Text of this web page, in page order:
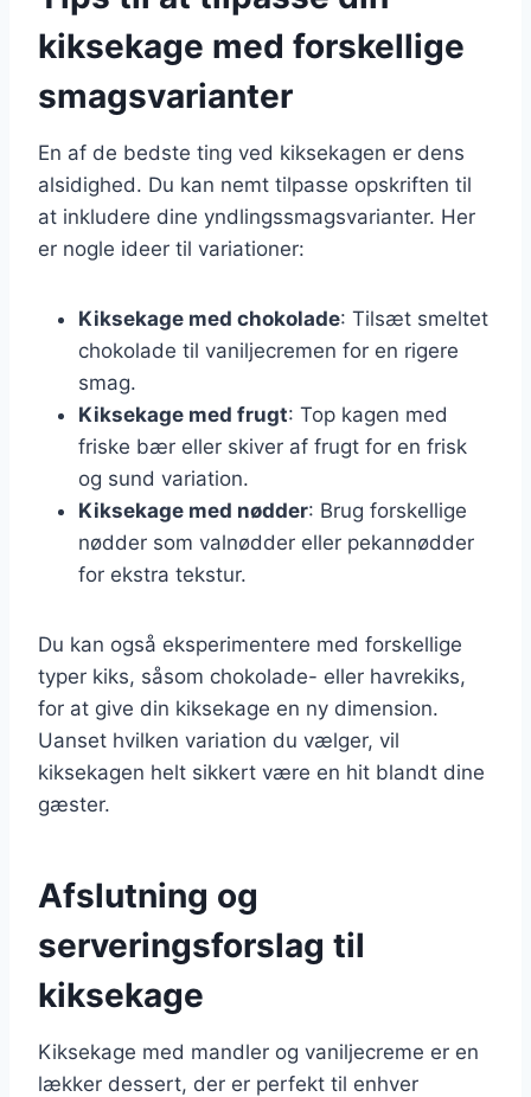
kiksekage med forskellige
smagsvarianter
En af de bedste ting ved kiksekagen er dens
alsidighed. Du kan nemt tilpasse opskriften til
at inkludere dine yndlingssmagsvarianter. Her
er nogle ideer til variationer:
Kiksekage med chokolade: Tilsæt smeltet
chokolade til vaniljecremen for en rigere
smag.
Kiksekage med frugt: Top kagen med
friske bær eller skiver af frugt for en frisk
og sund variation.
Kiksekage med nødder: Brug forskellige
nødder som valnødder eller pekannødder
for ekstra tekstur.
Du kan også eksperimentere med forskellige
typer kiks, såsom chokolade- eller havrekiks,
for at give din kiksekage en ny dimension.
Uanset hvilken variation du vælger, vil
kiksekagen helt sikkert være en hit blandt dine
gæster.
Afslutning og
serveringsforslag til
kiksekage
Kiksekage med mandler og vaniljecreme er en
lækker dessert, der er perfekt til enhver